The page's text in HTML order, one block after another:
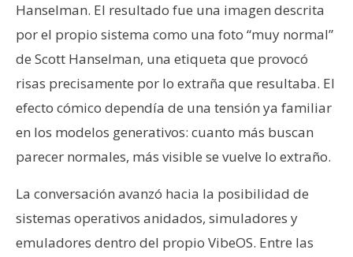
Hanselman. El resultado fue una imagen descrita
por el propio sistema como una foto “muy normal”
de Scott Hanselman, una etiqueta que provocó
risas precisamente por lo extraña que resultaba. El
efecto cómico dependía de una tensión ya familiar
en los modelos generativos: cuanto más buscan
parecer normales, más visible se vuelve lo extraño.
La conversación avanzó hacia la posibilidad de
sistemas operativos anidados, simuladores y
emuladores dentro del propio VibeOS. Entre las